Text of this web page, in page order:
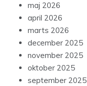
maj 2026
april 2026
marts 2026
december 2025
november 2025
oktober 2025
september 2025